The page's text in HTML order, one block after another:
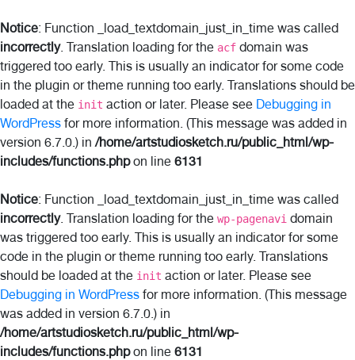
Notice: Function _load_textdomain_just_in_time was called
incorrectly. Translation loading for the acf domain was
triggered too early. This is usually an indicator for some code
in the plugin or theme running too early. Translations should be
loaded at the init action or later. Please see Debugging in
WordPress for more information. (This message was added in
version 6.7.0.) in/home/artstudiosketch.ru/public_html/wp-
includes/functions.phpon line 6131
Notice: Function _load_textdomain_just_in_time was called
incorrectly. Translation loading for the wp-pagenavi domain
was triggered too early. This is usually an indicator for some
code in the plugin or theme running too early. Translations
should be loaded at the init action or later. Please see
Debugging in WordPress for more information. (This message
was added in version 6.7.0.) in
/home/artstudiosketch.ru/public_html/wp-
includes/functions.phpon line 6131